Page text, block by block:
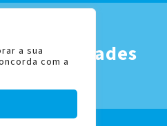
a sua
com a
as novidades